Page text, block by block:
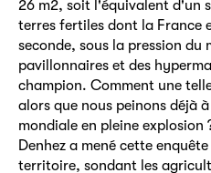
26 m2, soit l'équivalent d'un
terres fertiles dont la France
seconde, sous la pression du
pavillonnaires et des
champion. Comment une
alors que nous peinons déjà
mondiale en pleine explosion
Denhez a mené cette
territoire, sondant les